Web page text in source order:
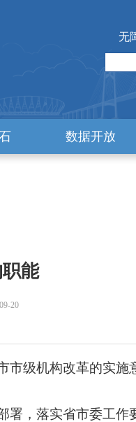
无
数据开放
能
20
级机构改革的实施
，落实省市委工作